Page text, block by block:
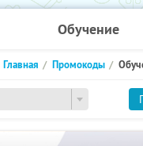
Обучение
Главная Промокоды